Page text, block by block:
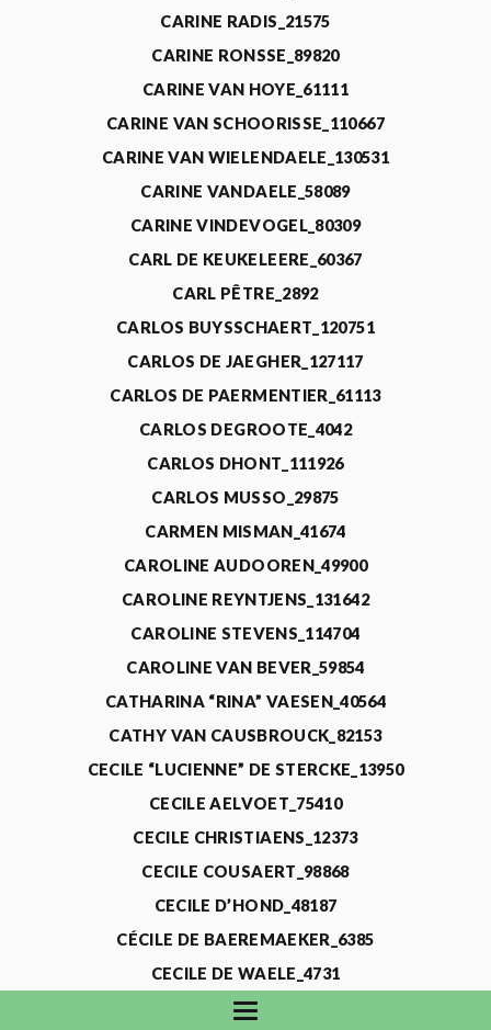
CARINE RADIS_21575
CARINE RONSSE_89820
CARINE VAN HOYE_61111
CARINE VAN SCHOORISSE_110667
CARINE VAN WIELENDAELE_130531
CARINE VANDAELE_58089
CARINE VINDEVOGEL_80309
CARL DE KEUKELEERE_60367
CARL PÊTRE_2892
CARLOS BUYSSCHAERT_120751
CARLOS DE JAEGHER_127117
CARLOS DE PAERMENTIER_61113
CARLOS DEGROOTE_4042
CARLOS DHONT_111926
CARLOS MUSSO_29875
CARMEN MISMAN_41674
CAROLINE AUDOOREN_49900
CAROLINE REYNTJENS_131642
CAROLINE STEVENS_114704
CAROLINE VAN BEVER_59854
CATHARINA “RINA” VAESEN_40564
CATHY VAN CAUSBROUCK_82153
CECILE “LUCIENNE” DE STERCKE_13950
CECILE AELVOET_75410
CECILE CHRISTIAENS_12373
CECILE COUSAERT_98868
CECILE D’HOND_48187
CÉCILE DE BAEREMAEKER_6385
CECILE DE WAELE_4731
CECILE DEVOS_115318